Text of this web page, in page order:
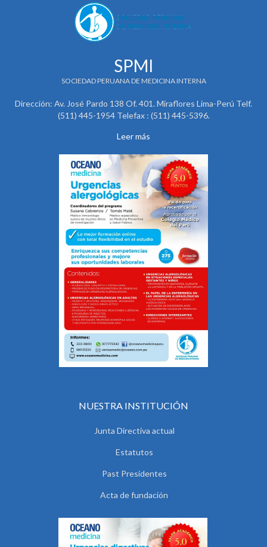
SPMI
SOCIEDAD PERUANA DE MEDICINA INTERNA
Dirección: Av. José Pardo 138 Of. 401. Miraflores Lima-Perú Telf.
(511) 445-1954 Telefax : (511) 445-5396.
Leer más
NUESTRA INSTITUCIÓN
Junta Directiva actual
Estatutos
Past Presidentes
Acta de fundación